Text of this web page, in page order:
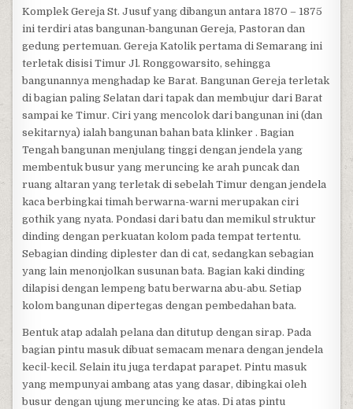
Komplek Gereja St. Jusuf yang dibangun antara 1870 – 1875
ini terdiri atas bangunan-bangunan Gereja, Pastoran dan
gedung pertemuan. Gereja Katolik pertama di Semarang ini
terletak disisi Timur Jl. Ronggowarsito, sehingga
bangunannya menghadap ke Barat. Bangunan Gereja terletak
di bagian paling Selatan dari tapak dan membujur dari Barat
sampai ke Timur. Ciri yang mencolok dari bangunan ini (dan
sekitarnya) ialah bangunan bahan bata klinker . Bagian
Tengah bangunan menjulang tinggi dengan jendela yang
membentuk busur yang meruncing ke arah puncak dan
ruang altaran yang terletak di sebelah Timur dengan jendela
kaca berbingkai timah berwarna-warni merupakan ciri
gothik yang nyata. Pondasi dari batu dan memikul struktur
dinding dengan perkuatan kolom pada tempat tertentu.
Sebagian dinding diplester dan di cat, sedangkan sebagian
yang lain menonjolkan susunan bata. Bagian kaki dinding
dilapisi dengan lempeng batu berwarna abu-abu. Setiap
kolom bangunan dipertegas dengan pembedahan bata.
Bentuk atap adalah pelana dan ditutup dengan sirap. Pada
bagian pintu masuk dibuat semacam menara dengan jendela
kecil-kecil. Selain itu juga terdapat parapet. Pintu masuk
yang mempunyai ambang atas yang dasar, dibingkai oleh
busur dengan ujung meruncing ke atas. Di atas pintu